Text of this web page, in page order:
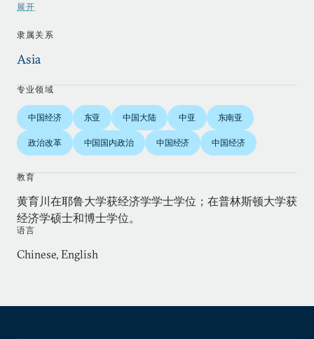
教。
章。最近，他与人合作编写了《东亚视野》一书。
该书是一本论文集，汇集了著名亚洲学者撰写的阐
述亚洲地区前景的论文。此外，他刚刚完成的《重
塑东亚经济地理》一书也已于近期出版。
黄育川在世界银行、亚洲发展银行和多个国家的政
府部门和公司担任顾问。
展开
隶属关系
Asia
专业领域
中国经济 东亚 中国大陆 中亚 东南亚
政治改革 中国国内政治 中国经济 中国经济
教育
黄育川在耶鲁大学获经济学学士学位；在普林斯顿大学获
经济学硕士和博士学位。
语言
Chinese, English